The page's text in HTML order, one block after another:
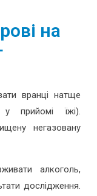
на
вранці натще
прийомі їжі).
негазовану
алкоголь,
дослідження.